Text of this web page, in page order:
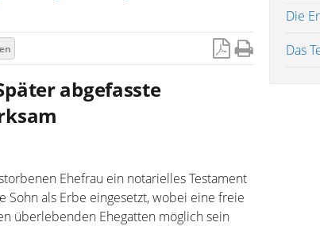
abgefasste
Ehefrau ein notarielles Testament
als Erbe eingesetzt, wobei eine freie
überlebenden Ehegatten möglich sein
Die
Das